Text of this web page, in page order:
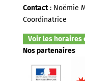
Contact: Noëmie
Coordinatrice
Voir les horaires
Nos partenaires